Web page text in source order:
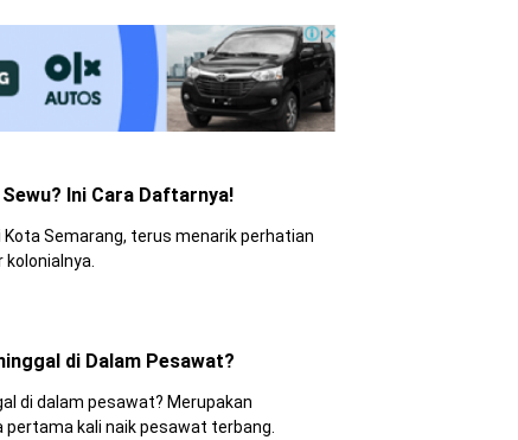
Ini Cara Daftarnya!
Kota Semarang, terus menarik perhatian
di Dalam Pesawat?
di dalam pesawat? Merupakan
kali naik pesawat terbang.